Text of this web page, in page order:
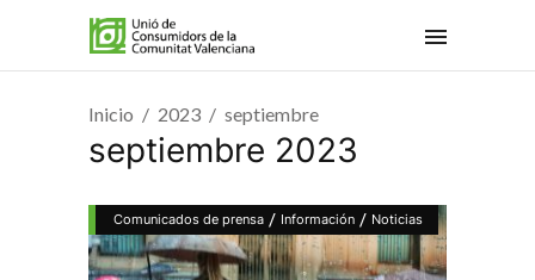
Inicio 2023 septiembre
septiembre 2023
Comunicados de prensa / Información / Noticias